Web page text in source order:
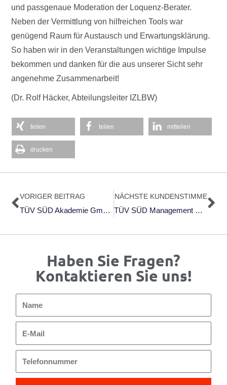
und passgenaue Moderation der Loquenz-Berater.
Neben der Vermittlung von hilfreichen Tools war
genügend Raum für Austausch und Erwartungsklärung.
So haben wir in den Veranstaltungen wichtige Impulse
bekommen und danken für die aus unserer Sicht sehr
angenehme Zusammenarbeit!
(Dr. Rolf Häcker, Abteilungsleiter IZLBW)
teilen teilen mitteilen
drucken
Zurück
VORIGER BEITRAG
TÜV SÜD Akademie GmbH: Auswertung Des 14. HRexperts.forums In Nürnberg
NÄCHSTE KUNDENSTIMME
TÜV SÜD Management Service GmbH: TÜV-Audit Bestanden!
Haben Sie Fragen?
Kontaktieren Sie uns!
Mail